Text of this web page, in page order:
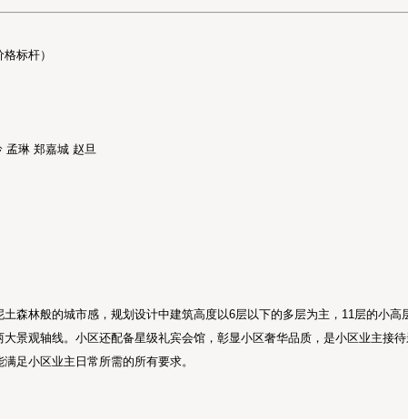
标杆）
孟琳 郑嘉城 赵旦
森林般的城市感，规划设计中建筑高度以6层以下的多层为主，11层的小高
景观轴线。小区还配备星级礼宾会馆，彰显小区奢华品质，是小区业主接
足小区业主日常所需的所有要求。